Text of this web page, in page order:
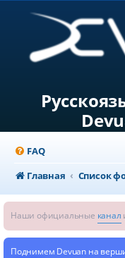
FAQ
Главная
Список
Наши официальные канал
Поднимем Devuan на